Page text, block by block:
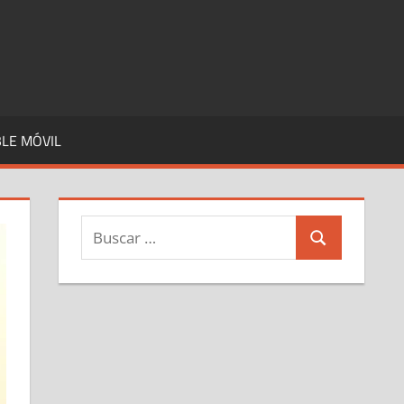
MÓVIL
Buscar:
Buscar